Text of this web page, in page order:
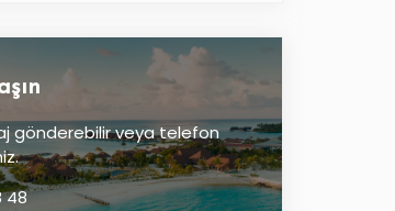
gönderebilir veya telefon
48